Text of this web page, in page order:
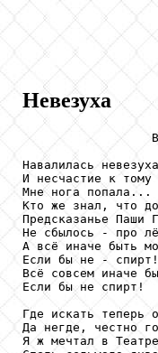
Невезуха
Навалилась
И несчастие к
Мне нога
Кто же знал, что
Предсказанье Паши
Не сбылось - про
А всё иначе быть
Если бы не - спирт!
Всё совсем иначе
Если бы не спирт!
Где искать теперь
Да негде, честно
Я ж мечтал в